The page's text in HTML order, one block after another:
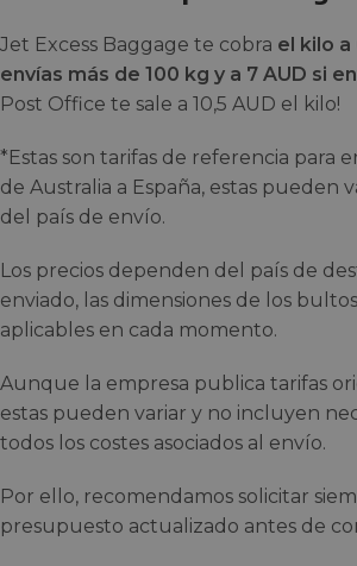
Jet Excess Baggage te cobra el kilo a
envías más de 100 kg y a 7 AUD si
Post Office te sale a 10,5 AUD el kilo!
*Estas son tarifas de referencia para
de Australia a España, estas pueden
del país de envío.
Los precios dependen del país de
enviado, las dimensiones de los
aplicables en cada momento.
Aunque la empresa publica tarifas
estas pueden variar y no incluyen
todos los costes asociados al envío.
Por ello, recomendamos solicitar
presupuesto actualizado antes de